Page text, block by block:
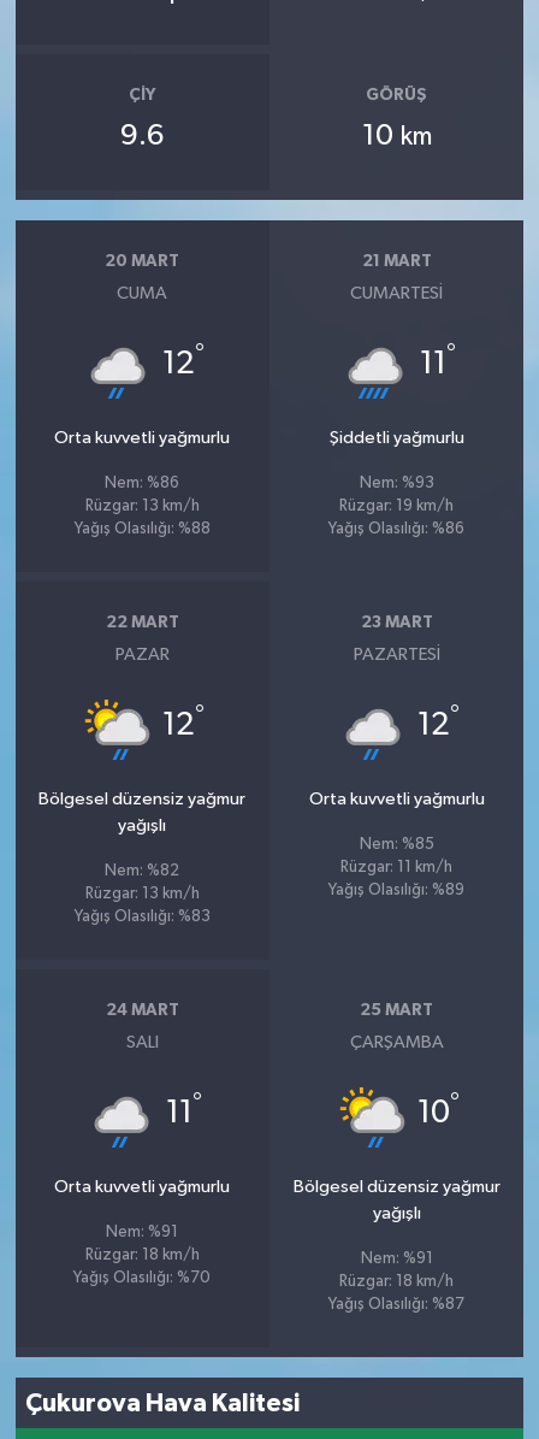
ÇIY
9.6
GÖRÜŞ
10 km
20 MART
CUMA
12°
Orta kuvvetli yağmurlu
Nem: %86
Rüzgar: 13 km/h
Yağış Olasılığı: %88
21 MART
CUMARTESI
11 °
Şiddetli yağmurlu
Nem: %93
Rüzgar: 19 km/h
Yağış Olasılığı: %86
22 MART
PAZAR
12°
Bölgesel düzensiz yağmur
yağışlı
Nem: %82
Rüzgar: 13 km/h
Yağış Olasılığı: %83
23 MART
PAZARTESI
12°
Orta kuvvetli yağmurlu
Nem: %85
Rüzgar: 11 km/h
Yağış Olasılığı: %89
24 MART
SALI
11 °
Orta kuvvetli yağmurlu
Nem: %91
Rüzgar: 18 km/h
Yağış Olasılığı: %70
25 MART
ÇARŞAMBA
10°
Bölgesel düzensiz yağmur
yağışlı
Nem: %91
Rüzgar: 18 km/h
Yağış Olasılığı: %87
Çukurova Hava Kalitesi